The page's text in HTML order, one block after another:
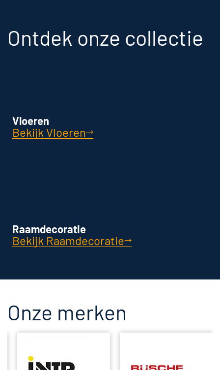
Ontdek onze collectie
Vloeren
Bekijk Vloeren
Raamdecoratie
Bekijk Raamdecoratie
Onze merken